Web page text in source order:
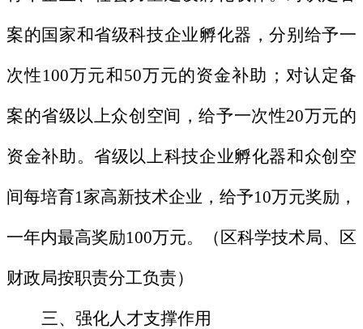
案的国家和省级科技企业孵化器，分别给予一
次性100万元和50万元的资金补助；对认定备
案的省级以上众创空间，给予一次性20万元的
资金补助。省级以上科技企业孵化器和众创空
间每培育1家高新技术企业，给予10万元奖励，
一年内最高奖励100万元。（区科学技术局、区
财政局按职责分工负责）
三、强化人才支撑作用